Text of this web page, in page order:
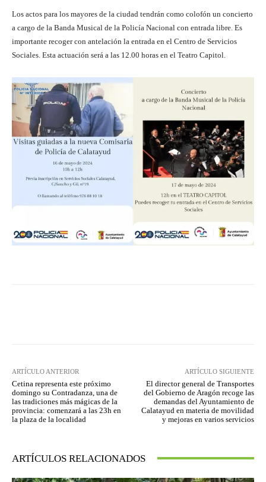
Los actos para los mayores de la ciudad tendrán como colofón un concierto
a cargo de la Banda Musical de la Policía Nacional con entrada libre. Es
importante recoger con antelación la entrada en el Centro de Servicios
Sociales. Esta actuación será a las 12.00 horas en el Teatro Capitol.
ARTÍCULO ANTERIOR
Cetina representa este próximo
domingo su Contradanza, una de
las tradiciones más mágicas de la
provincia: comenzará a las 23h en
la plaza de la localidad
ARTÍCULO SIGUIENTE
El director general de Transportes
del Gobierno de Aragón recoge las
demandas del Ayuntamiento de
Calatayud en materia de movilidad
y mejoras en varios servicios
ARTÍCULOS RELACIONADOS